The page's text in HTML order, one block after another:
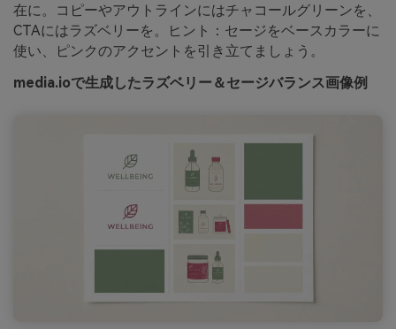
在に。コピーやアウトラインにはチャコールグリーンを、
CTAにはラズベリーを。ヒント：セージをベースカラーに
使い、ピンクのアクセントを引き立てましょう。
media.ioで生成したラズベリー＆セージバランス画像例